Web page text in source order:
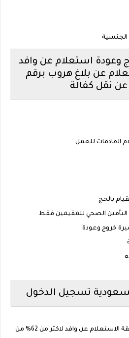
وعودة استعلام عن وافد
عن بلاغ هروب برقم
نقل كفالة
القادمات للعمل
بالحج
التأمين الصحي للمقيمين فقط
خروج وعودة
تسجيل الدخول
نشر موقع مكتب العمل طريقة الاستعلام عن وافد لاكثر من 62% من